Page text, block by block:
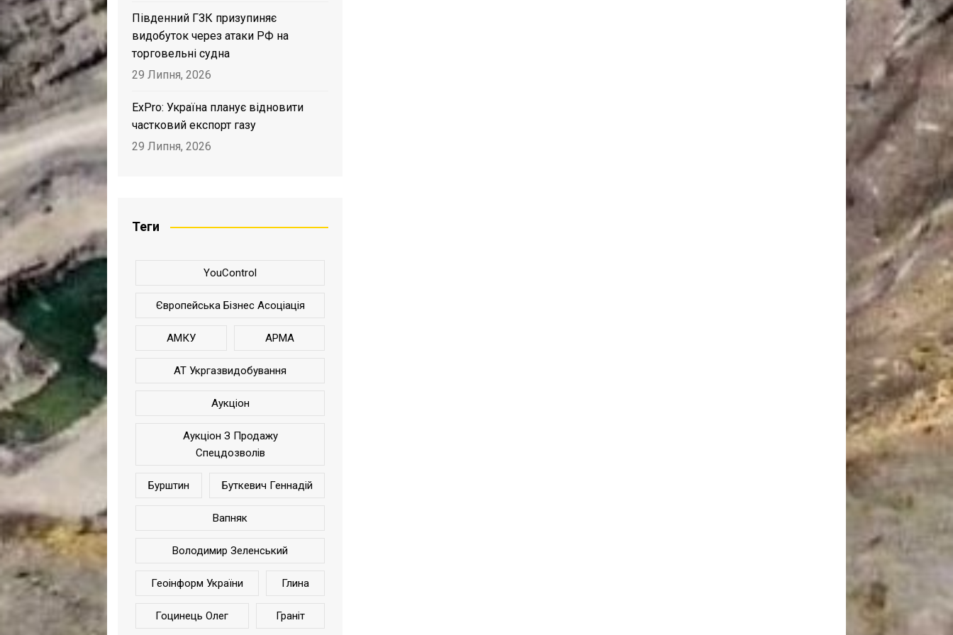
Південний ГЗК призупиняє
видобуток через атаки РФ на
торговельні судна
29 Липня, 2026
ExPro: Україна планує відновити
частковий експорт газу
29 Липня, 2026
Теги
YouControl
Європейська Бізнес Асоціація
АМКУ АРМА
АТ Укргазвидобування
Аукціон
Аукціон З Продажу
Спецдозволів
Бурштин Буткевич Геннадій
Вапняк
Володимир Зеленський
Геоінформ України Глина
Гоцинець Олег Граніт